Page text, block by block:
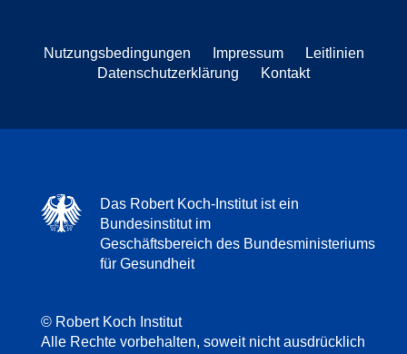
Nutzungsbedingungen Impressum
Leitlinien
Datenschutzerklärung
Kontakt
Das Robert Koch-Institut ist ein
Bundesinstitut im
Geschäftsbereich des Bundesministeriums
für Gesundheit
© Robert Koch Institut
Alle Rechte vorbehalten, soweit nicht ausdrücklich